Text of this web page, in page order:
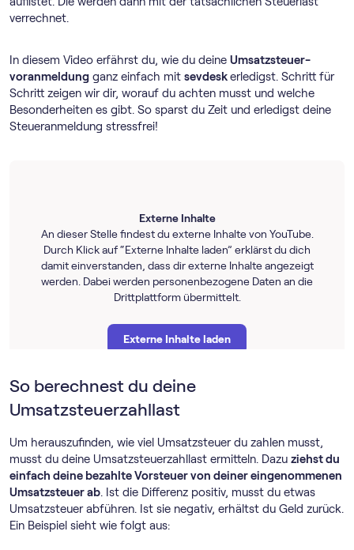
verrechnet.
In diesem Video erfährst du, wie du deine Umsatz­steuer­
voranmeldung ganz einfach mit sevdeskerledigst. Schritt für
Schritt zeigen wir dir, worauf du achten musst und welche
Besonderheiten es gibt. So sparst du Zeit und erledigst deine
Steueranmeldung stressfrei!
Externe Inhalte
An dieser Stelle findest du externe Inhalte von YouTube.
Durch Klick auf “Externe Inhalte laden” erklärst du dich
damit einverstanden, dass dir externe Inhalte angezeigt
werden. Dabei werden personenbezogene Daten an die
Drittplattform übermittelt.
Externe Inhalte laden
Weitere Informationen findest du in unserer
Datenschutzerklärung
und der Datenschutzerklärung
vonYouTube
So berechnest du deine
Umsatzsteuerzahllast
Um herauszufinden, wie viel Umsatzsteuer du zahlen musst,
musst du deine Umsatzsteuerzahllast ermitteln. Dazu ziehst du
einfach deine bezahlte Vorsteuer von deiner eingenommenen
Umsatzsteuer ab. Ist die Differenz positiv, musst du etwas
Umsatzsteuer abführen. Ist sie negativ, erhältst du Geld zurück.
Ein Beispiel sieht wie folgt aus: